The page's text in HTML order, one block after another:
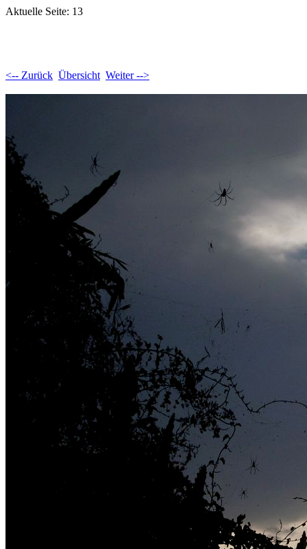
Aktuelle Seite: 13
<-- Zurück Übersicht Weiter -->